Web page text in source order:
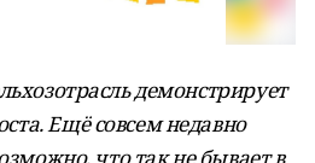
демонстрирует
Ещё совсем недавно